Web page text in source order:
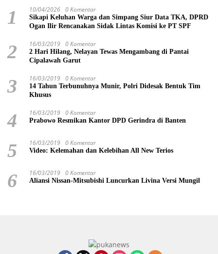
1 10/04/2026 0 Komentar
Sikapi Keluhan Warga dan Simpang Siur Data TKA, DPRD
Ogan Ilir Rencanakan Sidak Lintas Komisi ke PT SPF
2 16/03/2019 0 Komentar
2 Hari Hilang, Nelayan Tewas Mengambang di Pantai
Cipalawah Garut
3 16/03/2019 0 Komentar
14 Tahun Terbunuhnya Munir, Polri Didesak Bentuk Tim
Khusus
4 16/03/2019 0 Komentar
Prabowo Resmikan Kantor DPD Gerindra di Banten
5 16/03/2019 0 Komentar
Video: Kelemahan dan Kelebihan All New Terios
6 16/03/2019 0 Komentar
Aliansi Nissan-Mitsubishi Luncurkan Livina Versi Mungil